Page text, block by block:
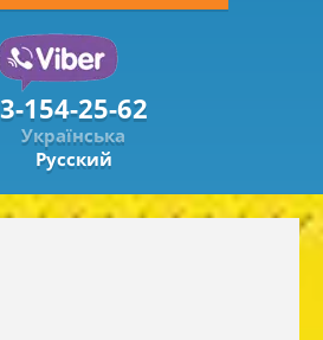
154-25-62
Українська
Русский